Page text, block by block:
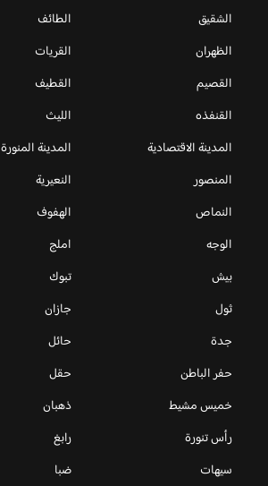
الشقيق
الطائف
الظهران
القريات
القصيم
القطيف
القنفذه
الليث
المدينة الاقتصادية
المدينة المنورة
المنصور
النعيرية
النماص
الهفوف
الوجه
املج
بيش
تبوك
ثول
جازان
جدة
حائل
حفر الباطن
حقل
خميس مشيط
ذهبان
رأس تنورة
رابغ
سيهات
ضبا